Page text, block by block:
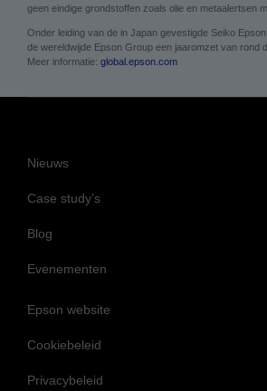
geen eindige grondstoffen zoals olie en metaalertsen
Onder leiding van de in Japan gevestigde Seiko
de wereldwijde Epson Group een jaaromzet van rond
Meer informatie: global.epson.com
Nieuws
Case study’s
Blog
Evenementen
Epson website
Cookiebeleid
Privacybeleid